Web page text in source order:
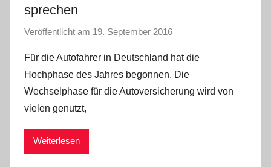
sprechen
Veröffentlicht am 19. September 2016
n
C
W
Für die Autofahrer in Deutschland hat die
Hochphase des Jahres begonnen. Die
Wechselphase für die Autoversicherung wird von
vielen genutzt,
Weiterlesen